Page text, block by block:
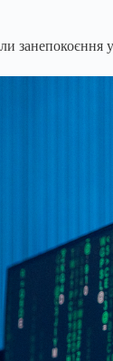
занепокоєння